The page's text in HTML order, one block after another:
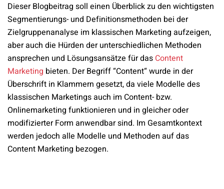
Dieser Blogbeitrag soll einen Überblick zu den wichtigsten
Segmentierungs- und Definitionsmethoden bei der
Zielgruppenanalyse im klassischen Marketing aufzeigen,
aber auch die Hürden der unterschiedlichen Methoden
ansprechen und Lösungsansätze für das Content
Marketing bieten. Der Begriff “Content“ wurde in der
Überschrift in Klammern gesetzt, da viele Modelle des
klassischen Marketings auch im Content- bzw.
Onlinemarketing funktionieren und in gleicher oder
modifizierter Form anwendbar sind. Im Gesamtkontext
werden jedoch alle Modelle und Methoden auf das
Content Marketing bezogen.